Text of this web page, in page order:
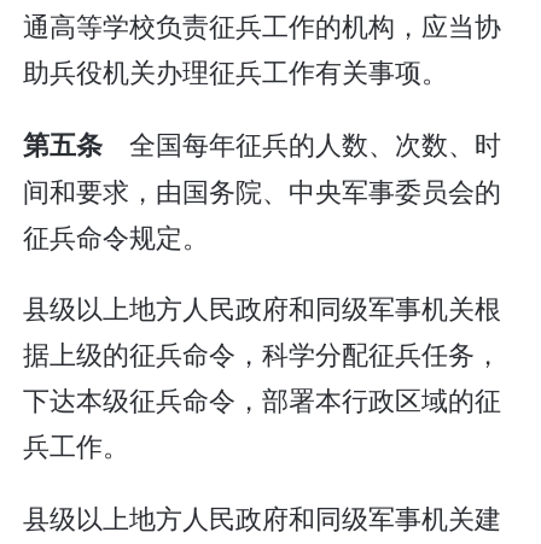
通高等学校负责征兵工作的机构，应当协
助兵役机关办理征兵工作有关事项。
第五条 全国每年征兵的人数、次数、时
间和要求，由国务院、中央军事委员会的
征兵命令规定。
县级以上地方人民政府和同级军事机关根
据上级的征兵命令，科学分配征兵任务，
下达本级征兵命令，部署本行政区域的征
兵工作。
县级以上地方人民政府和同级军事机关建